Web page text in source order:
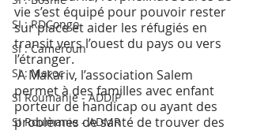
SI : RDCongo
SI : Cameroun
SI : Maroc
SI Roumanie - ADDIP
SI Roumanie - ADMR
vie s’est équipé pour pouvoir rester
sur place et aider les réfugiés en
transit vers l’ouest du pays ou vers
l’étranger.
A Makariv, l’association Salem
permet à des familles avec enfant
porteur de handicap ou ayant des
problèmes de santé de trouver des